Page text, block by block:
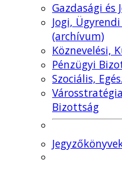
Gazdasági és
Jogi,
(archívum)
Köznevelési,
Pénzügyi
Szociális,
Bizottság